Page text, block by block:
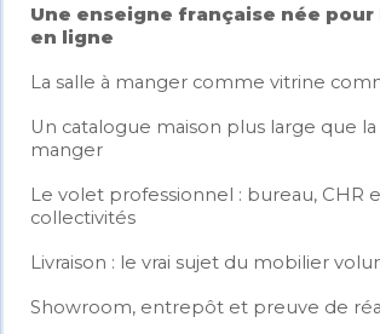
Une enseigne française née pour
en ligne
La salle à manger comme vitrine
Un catalogue maison plus large que la
manger
Le volet professionnel : bureau, CHR
collectivités
Livraison : le vrai sujet du mobilier
Showroom, entrepôt et preuve de